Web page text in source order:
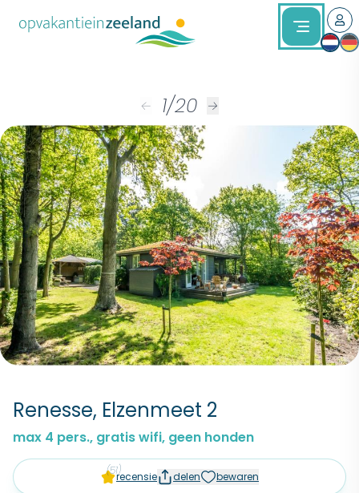
← 1/20 →
Renesse, Elzenmeet 2
max 4 pers., gratis wifi, geen honden
(51)recensie delen bewaren